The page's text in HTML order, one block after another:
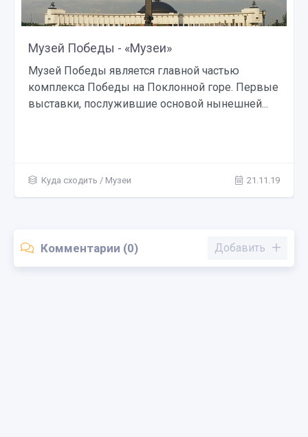
Музей Победы - «Музеи»
Музей Победы является главной частью
комплекса Победы на Поклонной горе. Первые
выставки, послужившие основой нынешней...
Куда сходить / Музеи 21.11.19
Комментарии (0) Добавить